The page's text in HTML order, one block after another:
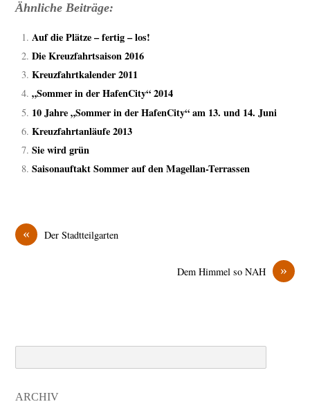
Ähnliche Beiträge:
Auf die Plätze – fertig – los!
Die Kreuzfahrtsaison 2016
Kreuzfahrtkalender 2011
„Sommer in der HafenCity“ 2014
10 Jahre „Sommer in der HafenCity“ am 13. und 14. Juni
Kreuzfahrtanläufe 2013
Sie wird grün
Saisonauftakt Sommer auf den Magellan-Terrassen
« Der Stadtteilgarten
»
Dem Himmel so NAH
ARCHIV